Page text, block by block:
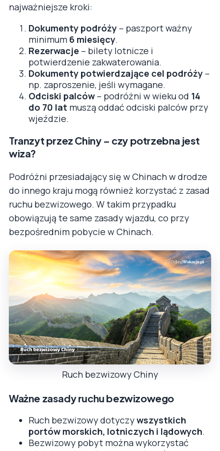
najważniejsze kroki:
Dokumenty podróży – paszport ważny
minimum 6 miesięcy.
Rezerwacje – bilety lotnicze i
potwierdzenie zakwaterowania.
Dokumenty potwierdzające cel podróży –
np. zaproszenie, jeśli wymagane.
Odciski palców – podróżni w wieku od 14
do 70 lat muszą oddać odciski palców przy
wjeździe.
Tranzyt przez Chiny – czy potrzebna jest
wiza?
Podróżni przesiadający się w Chinach w drodze
do innego kraju mogą również korzystać z zasad
ruchu bezwizowego. W takim przypadku
obowiązują te same zasady wjazdu, co przy
bezpośrednim pobycie w Chinach.
Ruch bezwizowy Chiny
Ważne zasady ruchu bezwizowego
Ruch bezwizowy dotyczywszystkich
portów morskich, lotniczych i lądowych.
Bezwizowy pobyt można wykorzystać